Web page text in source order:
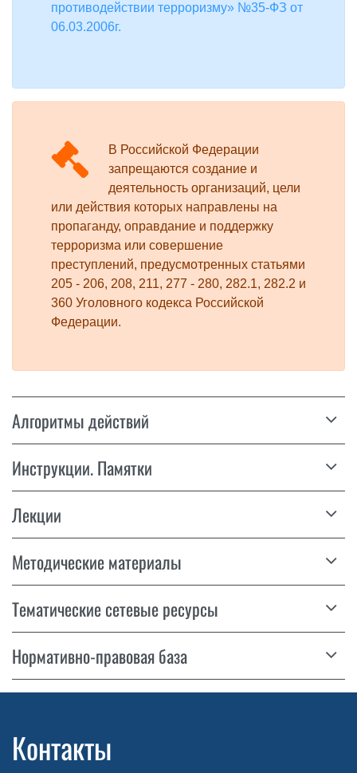
противодействии терроризму» №35-ФЗ от
06.03.2006г.
В Российской Федерации
запрещаются создание и
деятельность организаций, цели
или действия которых направлены на
пропаганду, оправдание и поддержку
терроризма или совершение
преступлений, предусмотренных статьями
205 - 206, 208, 211, 277 - 280, 282.1, 282.2 и
360 Уголовного кодекса Российской
Федерации.
Алгоритмы действий
Инструкции. Памятки
Лекции
Методические материалы
Тематические сетевые ресурсы
Нормативно-правовая база
Контакты